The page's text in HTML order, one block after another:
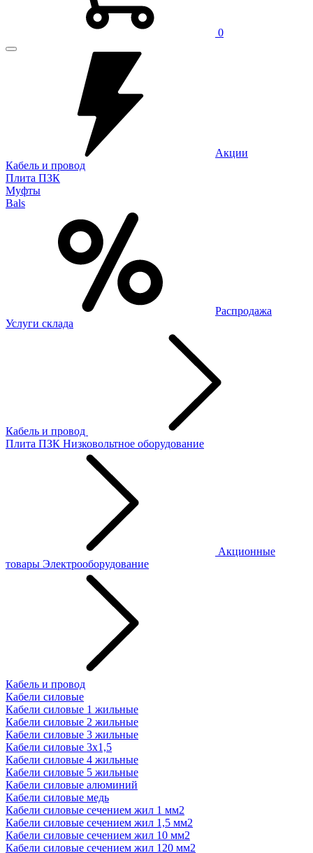
0
Акции
Кабель и провод
Плита ПЗК
Муфты
Bals
Распродажа
Услуги склада
Кабель и провод
Плита ПЗК Низковольтное оборудование
Акционные
товары Электрооборудование
Кабель и провод
Кабели силовые
Кабели силовые 1 жильные
Кабели силовые 2 жильные
Кабели силовые 3 жильные
Кабели силовые 3х1,5
Кабели силовые 4 жильные
Кабели силовые 5 жильные
Кабели силовые алюминий
Кабели силовые медь
Кабели силовые сечением жил 1 мм2
Кабели силовые сечением жил 1,5 мм2
Кабели силовые сечением жил 10 мм2
Кабели силовые сечением жил 120 мм2